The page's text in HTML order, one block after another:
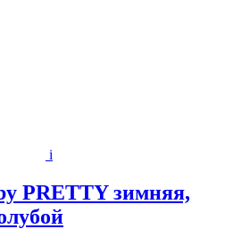
i
PRETTY зимняя,